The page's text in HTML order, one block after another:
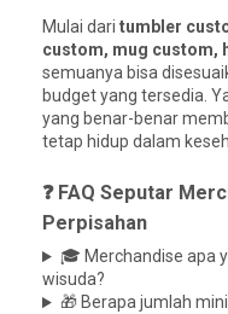
Mulai dari tumbler
custom, mug custom,
semuanya bisa
budget yang tersedia.
yang benar-benar
tetap hidup dalam
❓ FAQ Seputar
Perpisahan
🎓 Merchandise apa
wisuda?
🎁 Berapa jumlah